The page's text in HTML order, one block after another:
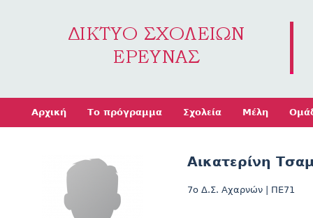
Αρχική Το πρόγραμμα Σχολεία Μέλη
Αικατερίνη
7o Δ.Σ. Αχαρνών ΠΕ71